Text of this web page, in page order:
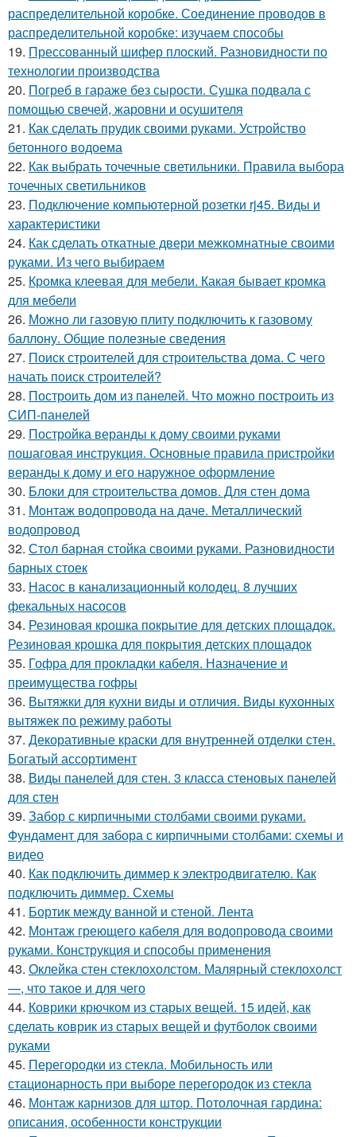
распределительной коробке. Соединение проводов в
распределительной коробке: изучаем способы
19. Прессованный шифер плоский. Разновидности по
технологии производства
20. Погреб в гараже без сырости. Сушка подвала с
помощью свечей, жаровни и осушителя
21. Как сделать прудик своими руками. Устройство
бетонного водоема
22. Как выбрать точечные светильники. Правила выбора
точечных светильников
23. Подключение компьютерной розетки rj45. Виды и
характеристики
24. Как сделать откатные двери межкомнатные своими
руками. Из чего выбираем
25. Кромка клеевая для мебели. Какая бывает кромка
для мебели
26. Можно ли газовую плиту подключить к газовому
баллону. Общие полезные сведения
27. Поиск строителей для строительства дома. С чего
начать поиск строителей?
28. Построить дом из панелей. Что можно построить из
СИП-панелей
29. Постройка веранды к дому своими руками
пошаговая инструкция. Основные правила пристройки
веранды к дому и его наружное оформление
30. Блоки для строительства домов. Для стен дома
31. Монтаж водопровода на даче. Металлический
водопровод
32. Стол барная стойка своими руками. Разновидности
барных стоек
33. Насос в канализационный колодец. 8 лучших
фекальных насосов
34. Резиновая крошка покрытие для детских площадок.
Резиновая крошка для покрытия детских площадок
35. Гофра для прокладки кабеля. Назначение и
преимущества гофры
36. Вытяжки для кухни виды и отличия. Виды кухонных
вытяжек по режиму работы
37. Декоративные краски для внутренней отделки стен.
Богатый ассортимент
38. Виды панелей для стен. 3 класса стеновых панелей
для стен
39. Забор с кирпичными столбами своими руками.
Фундамент для забора с кирпичными столбами: схемы и
видео
40. Как подключить диммер к электродвигателю. Как
подключить диммер. Схемы
41. Бортик между ванной и стеной. Лента
42. Монтаж греющего кабеля для водопровода своими
руками. Конструкция и способы применения
43. Оклейка стен стеклохолстом. Малярный стеклохолст
—, что такое и для чего
44. Коврики крючком из старых вещей. 15 идей, как
сделать коврик из старых вещей и футболок своими
руками
45. Перегородки из стекла. Мобильность или
стационарность при выборе перегородок из стекла
46. Монтаж карнизов для штор. Потолочная гардина:
описания, особенности конструкции